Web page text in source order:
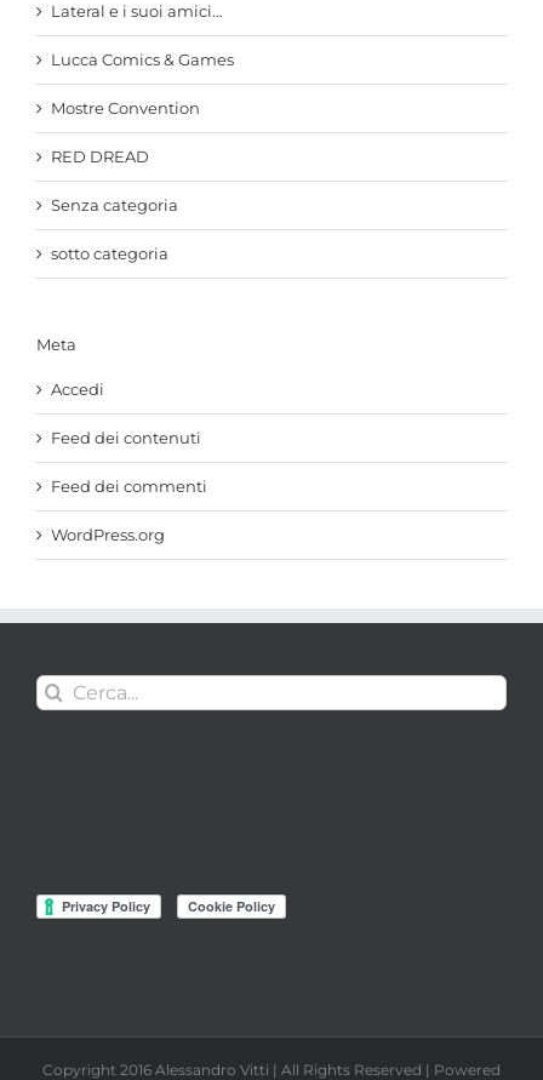
Lateral e i suoi amici…
Lucca Comics & Games
Mostre Convention
RED DREAD
Senza categoria
sotto categoria
Meta
Accedi
Feed dei contenuti
Feed dei commenti
WordPress.org
Cerca
per:
Copyright 2016 Alessandro Vitti | All Rights Reserved | Powered